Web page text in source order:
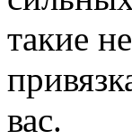
такие
вас.